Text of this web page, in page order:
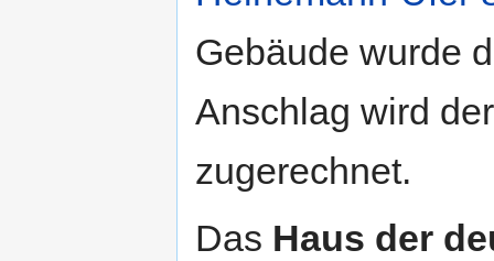
Gebäude wurde
Anschlag wird
zugerechnet.
Das Haus der